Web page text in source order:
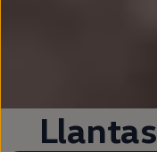
Llantas